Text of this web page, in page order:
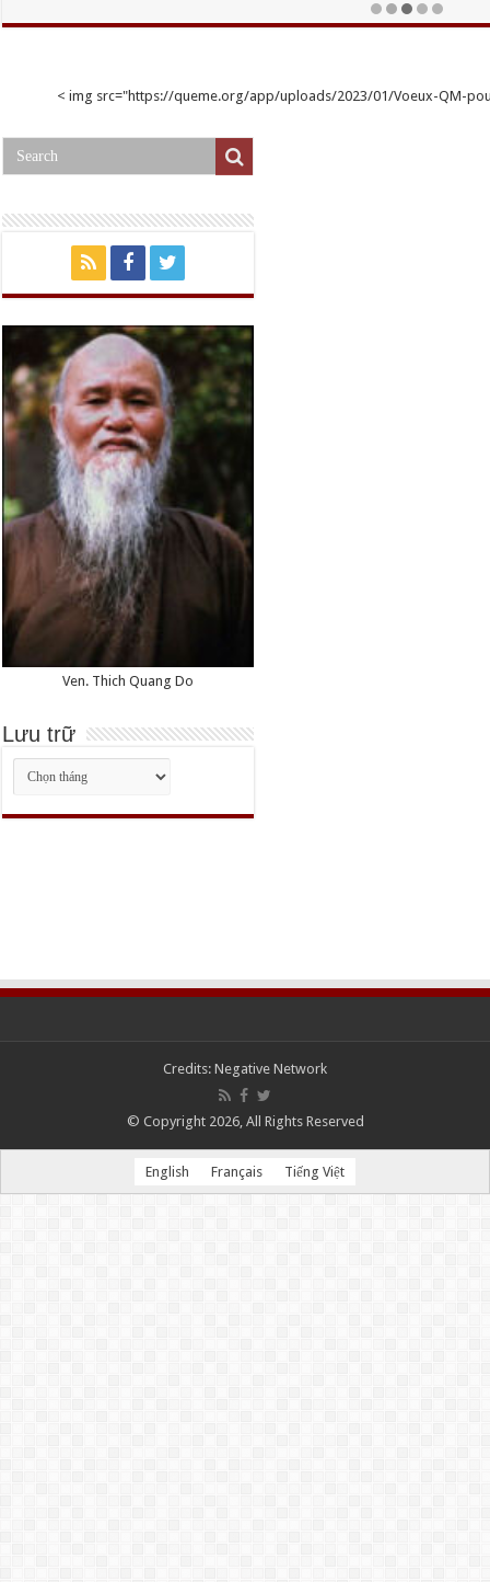
< img src="https://queme.org/app/uploads/2023/01/Voeux-QM-
Ven. Thich Quang Do
Lưu trữ
Lưu
trữ
Credits: Negative Network
© Copyright 2026, All Rights Reserved
English Français Tiếng Việt